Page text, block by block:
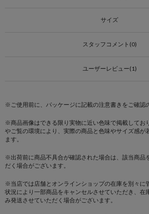
サイズ
スタッフコメント(0)
ユーザーレビュー(1)
※ご使用前に、パッケージに記載の注意書きをご確認
※商品画像はできる限り実物に近い色味で掲載してお
やご覧の環境により、実際の商品と色味やサイズ感が
ます。
※出荷前に商品不具合が確認された場合は、該当商品
だく場合がございます。
※当店では店舗とオンラインショップの在庫を別々に
状況により一部商品をキャンセルさせていただき、在
み発送させていただく場合がございます。